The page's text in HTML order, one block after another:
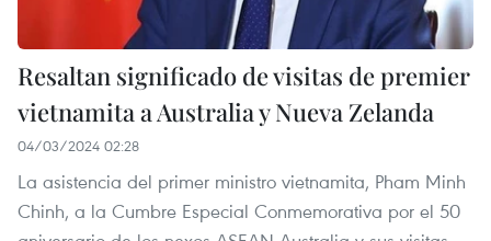
Resaltan significado de visitas de premier
vietnamita a Australia y Nueva Zelanda
04/03/2024 02:28
La asistencia del primer ministro vietnamita, Pham Minh
Chinh, a la Cumbre Especial Conmemorativa por el 50